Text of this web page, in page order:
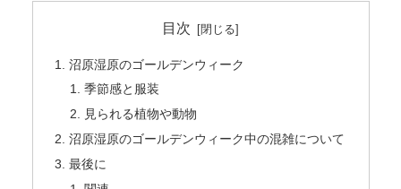
目次
沼原湿原のゴールデンウィーク
季節感と服装
見られる植物や動物
沼原湿原のゴールデンウィーク中の混雑について
最後に